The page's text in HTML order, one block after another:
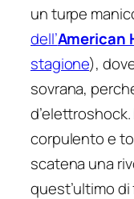
un turpe
dell’American
stagione),
sovrana,
corpulento e
scatena una
quest’ultimo di